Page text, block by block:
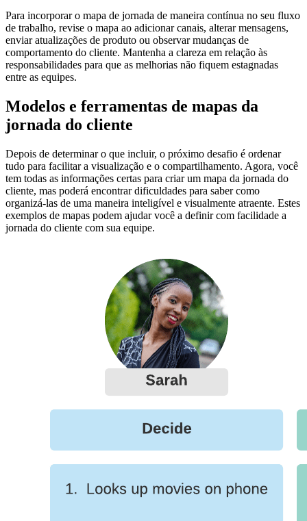
Para incorporar o mapa de jornada de maneira contínua no seu fluxo
de trabalho, revise o mapa ao adicionar canais, alterar mensagens,
enviar atualizações de produto ou observar mudanças de
comportamento do cliente. Mantenha a clareza em relação às
responsabilidades para que as melhorias não fiquem estagnadas
entre as equipes.
Modelos e ferramentas de mapas da
jornada do cliente
Depois de determinar o que incluir, o próximo desafio é ordenar
tudo para facilitar a visualização e o compartilhamento. Agora, você
tem todas as informações certas para criar um mapa da jornada do
cliente, mas poderá encontrar dificuldades para saber como
organizá-las de uma maneira inteligível e visualmente atraente. Estes
exemplos de mapas podem ajudar você a definir com facilidade a
jornada do cliente com sua equipe.